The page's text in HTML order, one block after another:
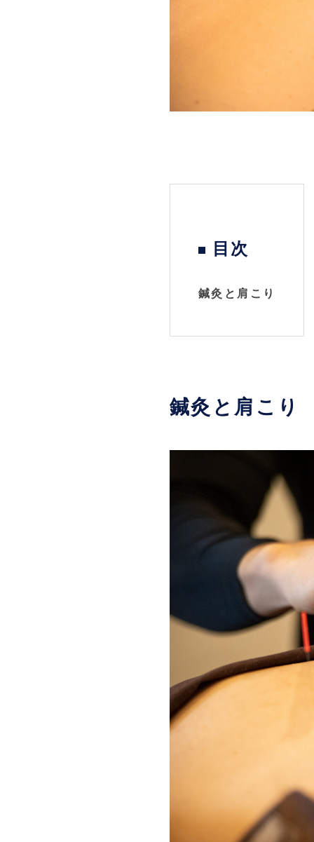
目次
鍼灸と肩こり
鍼灸と肩こり